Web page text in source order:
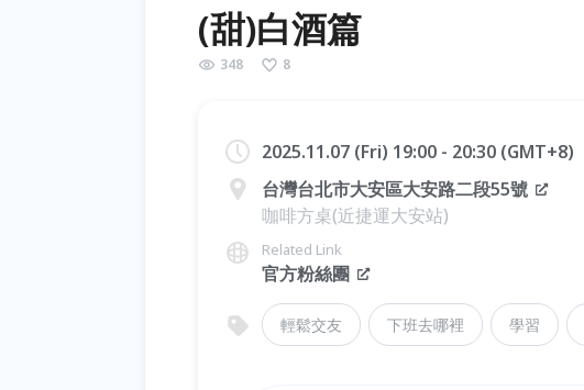
(甜)白酒篇
348 8
2025.11.07 (Fri) 19:00 - 20:30 (GMT+8)
台灣台北市大安區大安路二段55號
咖啡方桌(近捷運大安站)
Related Link
官方粉絲團
輕鬆交友 下班去哪裡 學習